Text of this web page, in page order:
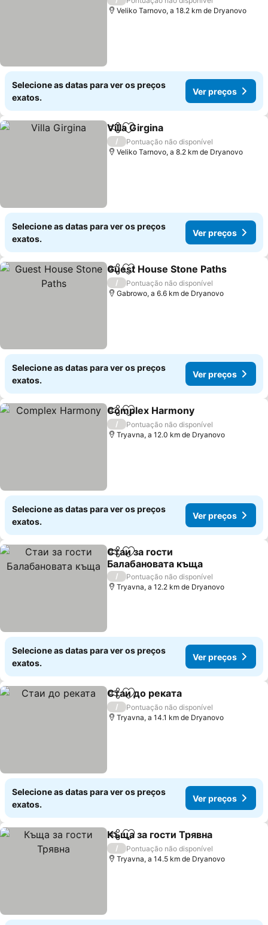
Veliko Tarnovo, a 18.2 km de Dryanovo
Selecione as datas para ver os preços
exatos.
Ver preços
PartilharAdicionar aos favoritos
Villa Girgina
/
Pontuação não disponível
Veliko Tarnovo, a 8.2 km de Dryanovo
Selecione as datas para ver os preços
exatos.
Ver preços
PartilharAdicionar aos favoritos
Guest House Stone Paths
/
Pontuação não disponível
Gabrowo, a 6.6 km de Dryanovo
Selecione as datas para ver os preços
exatos.
Ver preços
PartilharAdicionar aos favoritos
Complex Harmony
/
Pontuação não disponível
Tryavna, a 12.0 km de Dryanovo
Selecione as datas para ver os preços
exatos.
Ver preços
PartilharAdicionar aos favoritos
Стаи за гости
Балабановата къща
Ver preços
/
Pontuação não disponível
Tryavna, a 12.2 km de Dryanovo
Selecione as datas para ver os preços
exatos.
Ver preços
PartilharAdicionar aos favoritos
Стаи до реката
/
Pontuação não disponível
Tryavna, a 14.1 km de Dryanovo
Selecione as datas para ver os preços
exatos.
Ver preços
PartilharAdicionar aos favoritos
Къща за гости Трявна
/
Pontuação não disponível
Tryavna, a 14.5 km de Dryanovo